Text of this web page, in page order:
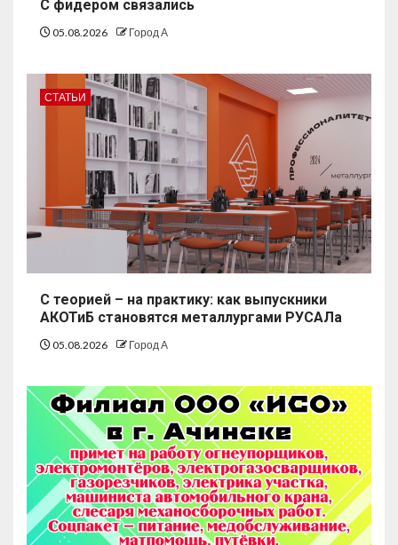
С фидером связались
05.08.2026 Город А
СТАТЬИ
С теорией – на практику: как выпускники
АКОТиБ становятся металлургами РУСАЛа
05.08.2026 Город А